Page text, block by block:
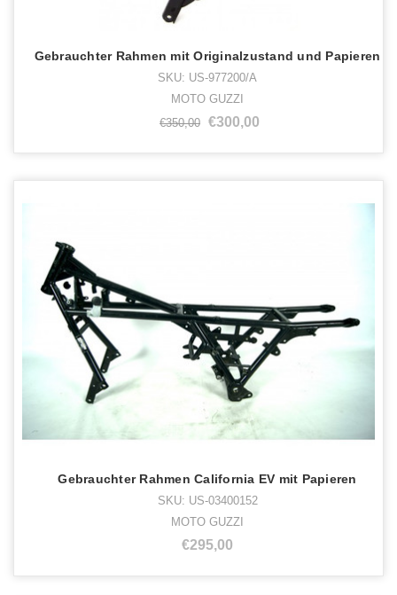
Gebrauchter Rahmen mit Originalzustand und Papieren
SKU: US-977200/A
MOTO GUZZI
€350,00 €300,00
Gebrauchter Rahmen California EV mit Papieren
SKU: US-03400152
MOTO GUZZI
€295,00